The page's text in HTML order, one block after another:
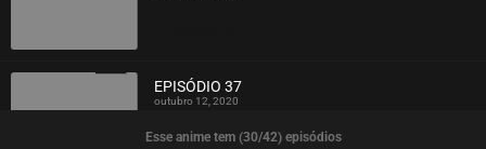
ASSISTIDO
EPISÓDIO 37
outubro 12, 2020
Esse anime tem (30/42) episódios